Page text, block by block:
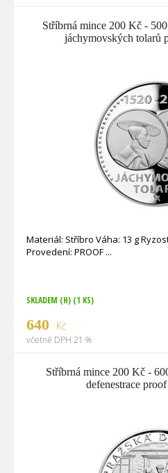
Stříbrná mince 200 Kč -
jáchymovských tolarů
Materiál: Stříbro Váha: 13 g
Provedení: PROOF
SKLADEM (H) (1 KS)
640 Kč
včetně DPH 21 %
Stříbrná mince 200 Kč -
defenestrace